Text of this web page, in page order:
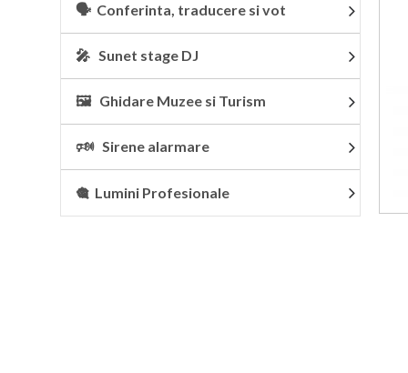
🗣 Conferinta, traducere si vot
🎤 Sunet stage DJ
🖼 Ghidare Muzee si Turism
🕬 Sirene alarmare
🎕 Lumini Profesionale